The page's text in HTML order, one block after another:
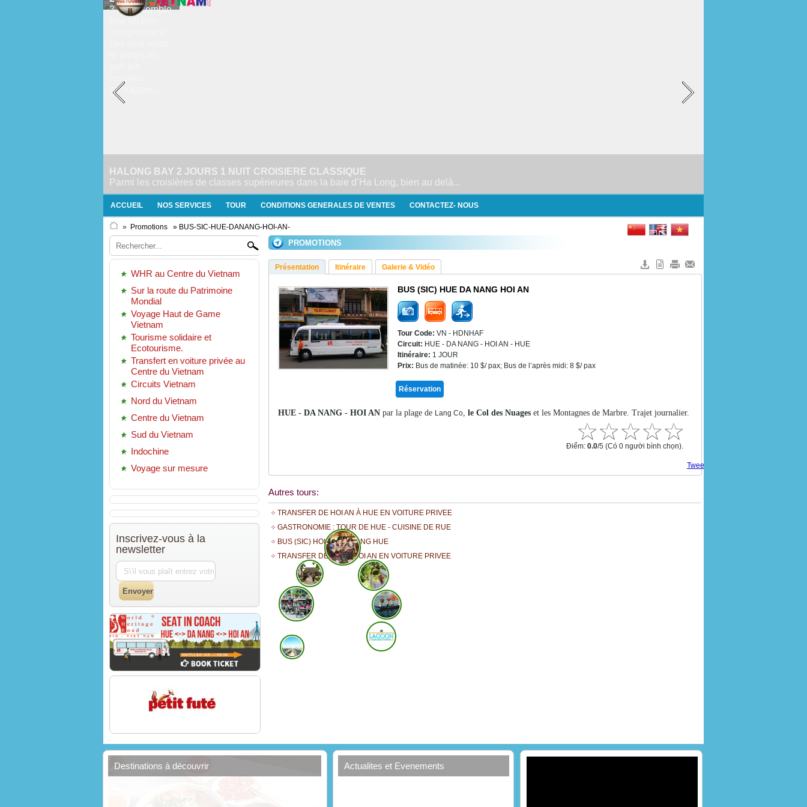
3 jours semble
principaux...
HALONG BAY 2 JOURS 1 NUIT CROISIERE CLASSIQUE
Parmi les croisières de classes supérieures dans la baie d’Ha Long, bien au delà...
ACCUEIL NOS SERVICES TOUR CONDITIONS GENERALES DE VENTES CONTACTEZ- NOUS
» Promotions » BUS-SIC-HUE-DANANG-HOI-AN-
WHR au Centre du Vietnam
Sur la route du Patrimoine
Mondial
Voyage Haut de Game
Vietnam
Tourisme solidaire et
Ecotourisme.
Transfert en voiture privée au
Centre du Vietnam
Circuits Vietnam
Nord du Vietnam
Centre du Vietnam
Sud du Vietnam
Indochine
Voyage sur mesure
Inscrivez-vous à la
newsletter
PROMOTIONS
Présentation Itinéraire Galerie & Vidéo
BUS (SIC) HUE DA NANG HOI AN
Tour Code: VN - HDNHAF
Circuit: HUE - DA NANG - HOI AN - HUE
Itinéraire: 1 JOUR
Prix: Bus de matinée: 10 $/ pax; Bus de l’après midi: 8 $/ pax
Réservation
HUE - DA NANG - HOI AN par la plage de Lang Co, le Col des Nuages et les Montagnes de Marbre. Trajet journalier.
Điểm: 0.0/5 (Có 0 người bình chọn).
Tweet
Autres tours:
TRANSFER DE HOI AN À HUE EN VOITURE PRIVEE
GASTRONOMIE : TOUR DE HUE - CUISINE DE RUE
BUS (SIC) HOI AN DA NANG HUE
TRANSFER DE HUE A HOI AN EN VOITURE PRIVEE
Destinations à découvrir Actualites et Evenements